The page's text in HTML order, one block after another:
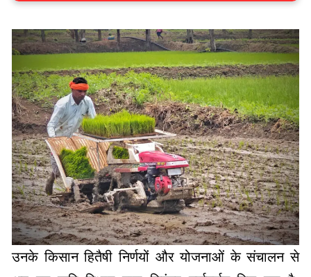
उनके किसान हितैषी निर्णयों और योजनाओं के संचालन से